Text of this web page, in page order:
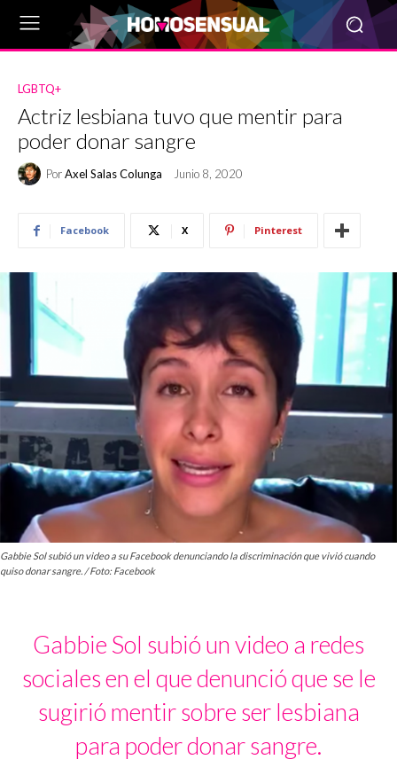
LGBTQ+
Actriz lesbiana tuvo que mentir para
poder donar sangre
PorAxel Salas Colunga Junio 8, 2020
Facebook X Pinterest
Gabbie Sol subió un video a su Facebook denunciando la discriminación que vivió cuando
quiso donar sangre. / Foto: Facebook
Gabbie Sol subió un video a redes
sociales en el que denunció que se le
sugirió mentir sobre ser lesbiana
para poder donar sangre.